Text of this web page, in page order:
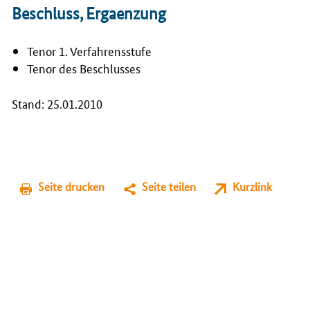
Beschluss, Ergaenzung
Tenor 1. Verfahrensstufe
Tenor des Beschlusses
Stand: 25.01.2010
Seite drucken Seite teilen Kurzlink